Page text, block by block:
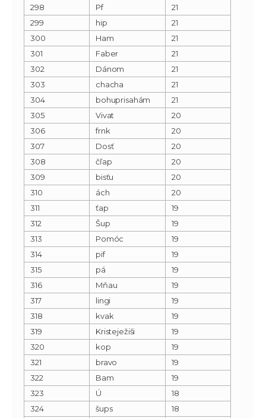
298 Pf
21
299
hip
21
300
Ham
21
301
Faber
21
302
Dánom
21
303
chacha
21
304
bohuprisahám
21
305
Vivat
20
306
frnk
20
307
Dosť
20
308
čľap
20
309
bisťu
20
310
ách
20
311
ťap
19
312
Šup
19
313
Pomóc
19
314
pif
19
315
pá
19
316
Mňau
19
317
lingi
19
318
kvak
19
319
Kristeježiši
19
320
kop
19
321
bravo
19
322
Bam
19
323
Ú
18
324
šups
18